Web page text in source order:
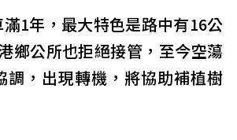
1年，最大特色是路中有16公
鄉公所也拒絕接管，至今空蕩
，出現轉機，將協助補植樹